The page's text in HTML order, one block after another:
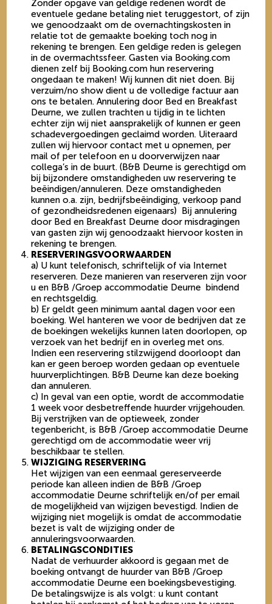
Zonder opgave van geldige redenen wordt de
eventuele gedane betaling niet teruggestort, of zijn
we genoodzaakt om de overnachtingskosten in
relatie tot de gemaakte boeking toch nog in
rekening te brengen. Een geldige reden is gelegen
in de overmachtssfeer. Gasten via Booking.com
dienen zelf bij Booking.com hun reservering
ongedaan te maken! Wij kunnen dit niet doen. Bij
verzuim/no show dient u de volledige factuur aan
ons te betalen. Annulering door Bed en Breakfast
Deurne, we zullen trachten u tijdig in te lichten
echter zijn wij niet aansprakelijk of kunnen er geen
schadevergoedingen geclaimd worden. Uiteraard
zullen wij hiervoor contact met u opnemen, per
mail of per telefoon en u doorverwijzen naar
collega’s in de buurt. (B&B Deurne is gerechtigd om
bij bijzondere omstandigheden uw reservering te
beëindigen/annuleren. Deze omstandigheden
kunnen o.a. zijn, bedrijfsbeëindiging, verkoop pand
of gezondheidsredenen eigenaars) Bij annulering
door Bed en Breakfast Deurne door misdragingen
van gasten zijn wij genoodzaakt hiervoor kosten in
rekening te brengen.
RESERVERINGSVOORWAARDEN
a) U kunt telefonisch, schriftelijk of via Internet
reserveren. Deze manieren van reserveren zijn voor
u en B&B /Groep accommodatie Deurne bindend
en rechtsgeldig.
b) Er geldt geen minimum aantal dagen voor een
boeking. Wel hanteren we voor de bedrijven dat ze
de boekingen wekelijks kunnen laten doorlopen, op
verzoek van het bedrijf en in overleg met ons.
Indien een reservering stilzwijgend doorloopt dan
kan er geen beroep worden gedaan op eventuele
huurverplichtingen. B&B Deurne kan deze boeking
dan annuleren.
c) In geval van een optie, wordt de accommodatie
1 week voor desbetreffende huurder vrijgehouden.
Bij verstrijken van de optieweek, zonder
tegenbericht, is B&B /Groep accommodatie Deurne
gerechtigd om de accommodatie weer vrij
beschikbaar te stellen.
WIJZIGING RESERVERING
Het wijzigen van een eenmaal gereserveerde
periode kan alleen indien de B&B /Groep
accommodatie Deurne schriftelijk en/of per email
de mogelijkheid van wijzigen bevestigd. Indien de
wijziging niet mogelijk is omdat de accommodatie
bezet is valt de wijziging onder de
annuleringsvoorwaarden.
BETALINGSCONDITIES
Nadat de verhuurder akkoord is gegaan met de
boeking ontvangt de huurder van B&B /Groep
accommodatie Deurne een boekingsbevestiging.
De betalingswijze is als volgt: u kunt contant